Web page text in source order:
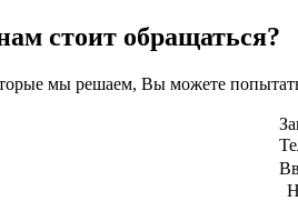
стоит обращаться?
мы решаем, Вы можете